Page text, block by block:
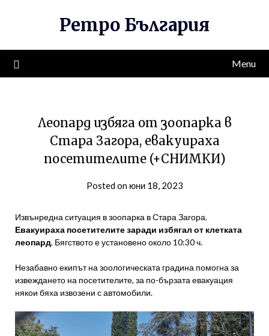
Ретро България
Menu
Леопард избяга от зоопарка в
Стара Загора, евакуираха
посетителите (+СНИМКИ)
Posted on юни 18, 2023
Извънредна ситуация в зоопарка в Стара Загора.
Евакуираха посетителите заради избягал от клетката
леопард. Бягството е установено около 10:30 ч.
Незабавно екипът на зоологическата градина помогна за
извеждането на посетителите, за по-бързата евакуация
някои бяха извозени с автомобили.